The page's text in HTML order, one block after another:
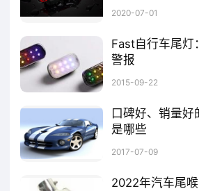
汽车尾灯品牌哪个牌子好
一路美汽车用品
2020-07-01
Fast自行车尾灯
警报
2015-09-22
口碑好、销量
是哪些
2017-07-09
2022年汽车尾